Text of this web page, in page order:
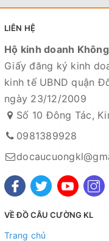
LIÊN HỆ
Hộ kinh doanh
Giấy đăng ký kinh
kinh tế UBND quận
ngày 23/12/2009
Số 10 Đông Tác,
0981389928
VỀ ĐỒ CÂU CƯỜNG KL
Trang chủ